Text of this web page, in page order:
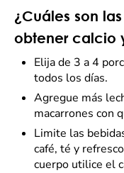
¿Cuáles son
obtener calcio
Elija de 3 a 4
todos los días.
Agregue más
macarrones con
Limite las
café, té y
cuerpo utilice el